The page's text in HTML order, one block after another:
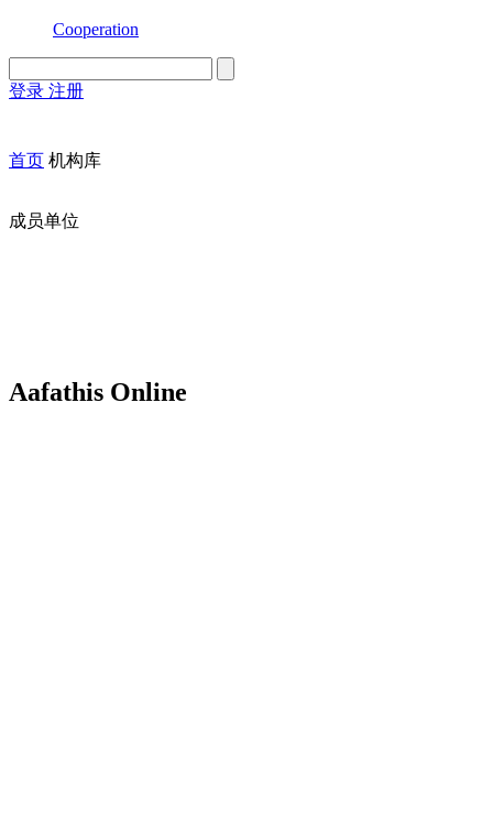
Cooperation
登录 注册
首页 机构库
成员单位
Aafathis Online